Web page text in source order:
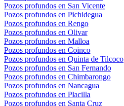
Pozos profundos en San Vicente
Pozos profundos en Pichidegua
Pozos profundos en Rengo
Pozos profundos en Olivar
Pozos profundos en Malloa
Pozos profundos en Coinco
Pozos profundos en Quinta de Tilcoco
Pozos profundos en San Fernando
Pozos profundos en Chimbarongo
Pozos profundos en Nancagua
Pozos profundos en Placilla
Pozos profundos en Santa Cruz